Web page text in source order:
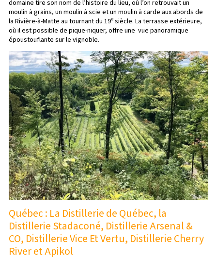
domaine tire son nom de l’histoire du lieu, où l’on retrouvait un
moulin à grains, un moulin à scie et un moulin à carde aux abords de
la Rivière-à-Matte au tournant du 19e siècle. La terrasse extérieure,
où il est possible de pique-niquer, offre une vue panoramique
époustouflante sur le vignoble.
Québec : La Distillerie de Québec, la
Distillerie Stadaconé, Distillerie Arsenal &
CO, Distillerie Vice Et Vertu, Distillerie Cherry
River et Apikol